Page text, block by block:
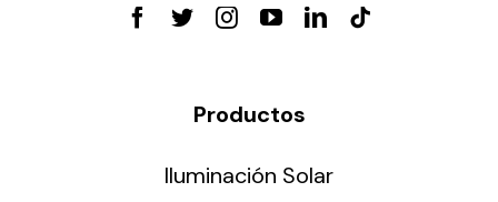
Productos
Iluminación Solar